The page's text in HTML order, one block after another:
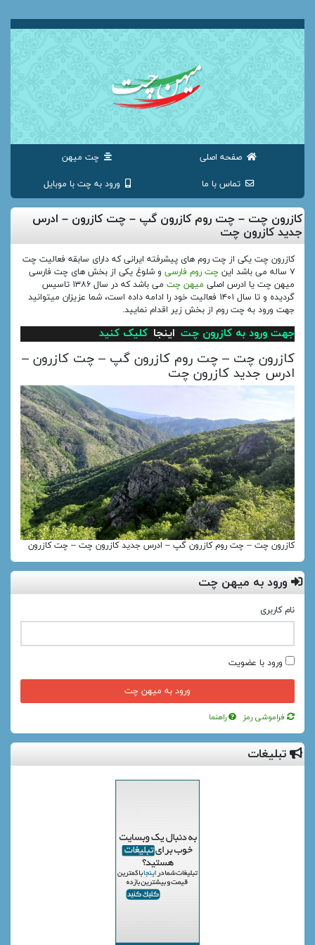
صفحه اصلی چت میهن
تماس با ما ورود به چت با موبایل
ورود به میهن چت
نام کاربری
ورود با عضویت
فراموشی رمز راهنما
کازرون چت – چت روم کازرون گپ – چت کازرون – ادرس
جدید کازرون چت
کازرون چت یکی از چت روم های پیشرفته ایرانی که دارای سابقه فعالیت چت
۷ ساله می باشد این
چت روم فارسیو شلوغ یکی از بخش های چت فارسی
میهن چت یا ادرس اصلی میهن چت
می باشد که در سال ۱۳۸۶ تاسیس
گردیده و تا سال ۱۴۰۱ فعالیت خود را ادامه داده است، شما عزیزان میتوانید
جهت ورود به چت روم از بخش زیر اقدام نمایید.
جهت ورود به کازرون چت اینجا کلیک کنید
کازرون چت – چت روم کازرون گپ – چت کازرون –
ادرس جدید کازرون چت
کازرون چت – چت روم کازرون گپ – ادرس جدید کازرون چت – چت کازرون
تبلیغات